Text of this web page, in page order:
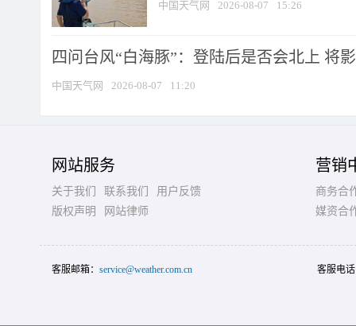
中国天气网 2026-08-07 15:26
四问台风“白海豚”：登陆后是否会北上 将
中国天气网 2026-08-07 11:20
网站服务
关于我们 联系我们
用户反馈
版权声明
网站律师
营销
商务合
媒资合
客服邮箱： service@weather.com.cn 客服电